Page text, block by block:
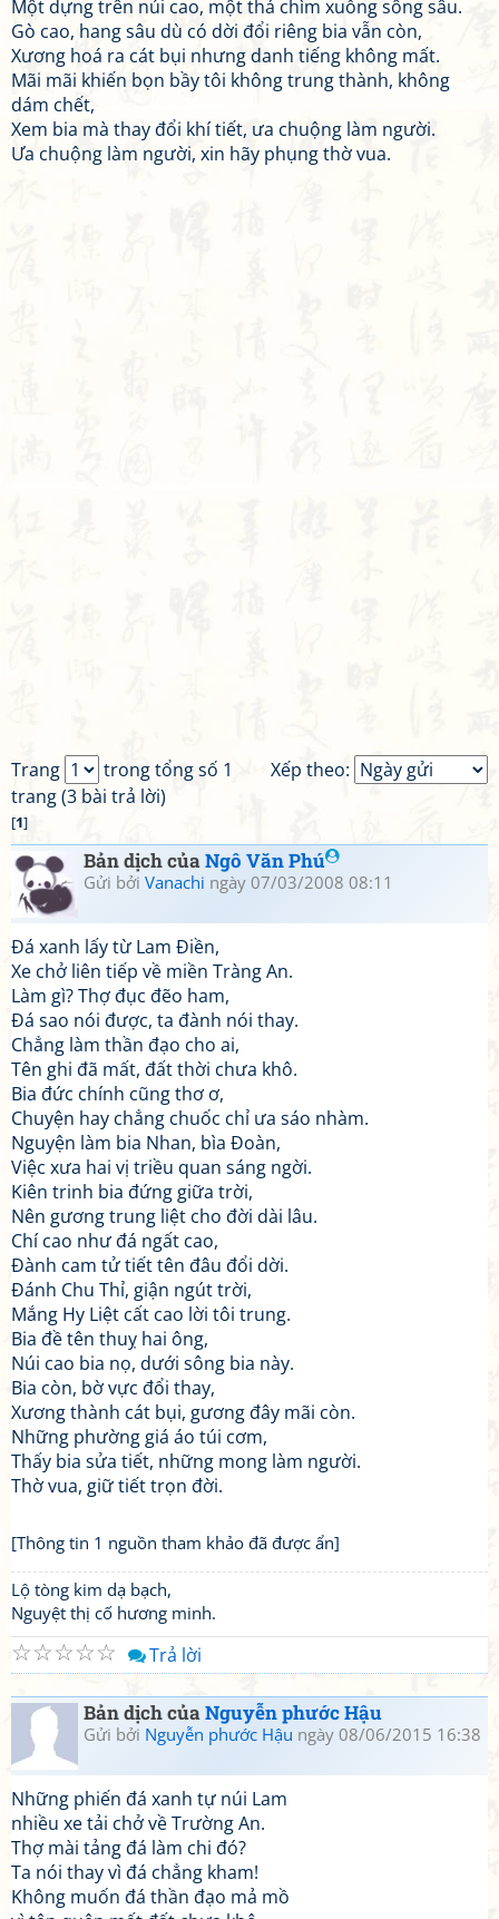
Một dựng trên núi cao, một thả chìm xuống sông sâu.
Gò cao, hang sâu dù có dời đổi riêng bia vẫn còn,
Xương hoá ra cát bụi nhưng danh tiếng không mất.
Mãi mãi khiến bọn bầy tôi không trung thành, không
dám chết,
Xem bia mà thay đổi khí tiết, ưa chuộng làm người.
Ưa chuộng làm người, xin hãy phụng thờ vua.
Xếp theo:
Trang
trong tổng số 1
trang (3 bài trả lời)
[1]
Bản dịch củaNgô Văn Phú
Gửi bởi Vanachi ngày 07/03/2008 08:11
Đá xanh lấy từ Lam Điền,
Xe chở liên tiếp về miền Tràng An.
Làm gì? Thợ đục đẽo ham,
Đá sao nói được, ta đành nói thay.
Chẳng làm thần đạo cho ai,
Tên ghi đã mất, đất thời chưa khô.
Bia đức chính cũng thơ ơ,
Chuyện hay chẳng chuốc chỉ ưa sáo nhàm.
Nguyện làm bia Nhan, bìa Đoàn,
Việc xưa hai vị triều quan sáng ngời.
Kiên trinh bia đứng giữa trời,
Nên gương trung liệt cho đời dài lâu.
Chí cao như đá ngất cao,
Đành cam tử tiết tên đâu đổi dời.
Đánh Chu Thỉ, giận ngút trời,
Mắng Hy Liệt cất cao lời tôi trung.
Bia đề tên thuỵ hai ông,
Núi cao bia nọ, dưới sông bia này.
Bia còn, bờ vực đổi thay,
Xương thành cát bụi, gương đây mãi còn.
Những phường giá áo túi cơm,
Thấy bia sửa tiết, những mong làm người.
Thờ vua, giữ tiết trọn đời.
[Thông tin 1 nguồn tham khảo đã được ẩn]
Lộ tòng kim dạ bạch,
Nguyệt thị cố hương minh.
☆
☆
☆
☆
☆ Trả lời
Bản dịch củaNguyễn phước Hậu
Gửi bởi Nguyễn phước Hậu ngày 08/06/2015 16:38
Những phiến đá xanh tự núi Lam
nhiều xe tải chở về Trường An.
Thợ mài tảng đá làm chi đó?
Ta nói thay vì đá chẳng kham!
Không muốn đá thần đạo mả mồ